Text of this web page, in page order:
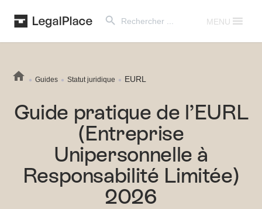
for:
MENU
Guides Statut juridique EURL
Guide pratique de l’EURL
(Entreprise
Unipersonnelle à
Responsabilité Limitée)
2026